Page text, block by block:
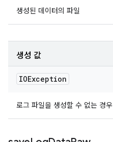
생성된 데이터의 파일
생성 값
IOException
로그 파일을 생성할 수 없는 경우